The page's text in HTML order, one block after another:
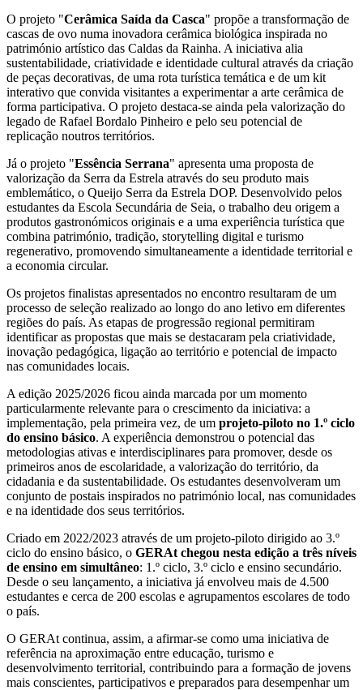
O projeto "Cerâmica Saída da Casca" propõe a transformação de
cascas de ovo numa inovadora cerâmica biológica inspirada no
património artístico das Caldas da Rainha. A iniciativa alia
sustentabilidade, criatividade e identidade cultural através da criação
de peças decorativas, de uma rota turística temática e de um kit
interativo que convida visitantes a experimentar a arte cerâmica de
forma participativa. O projeto destaca-se ainda pela valorização do
legado de Rafael Bordalo Pinheiro e pelo seu potencial de
replicação noutros territórios.
Já o projeto "Essência Serrana" apresenta uma proposta de
valorização da Serra da Estrela através do seu produto mais
emblemático, o Queijo Serra da Estrela DOP. Desenvolvido pelos
estudantes da Escola Secundária de Seia, o trabalho deu origem a
produtos gastronómicos originais e a uma experiência turística que
combina património, tradição, storytelling digital e turismo
regenerativo, promovendo simultaneamente a identidade territorial e
a economia circular.
Os projetos finalistas apresentados no encontro resultaram de um
processo de seleção realizado ao longo do ano letivo em diferentes
regiões do país. As etapas de progressão regional permitiram
identificar as propostas que mais se destacaram pela criatividade,
inovação pedagógica, ligação ao território e potencial de impacto
nas comunidades locais.
A edição 2025/2026 ficou ainda marcada por um momento
particularmente relevante para o crescimento da iniciativa: a
implementação, pela primeira vez, de um projeto-piloto no 1.º ciclo
do ensino básico. A experiência demonstrou o potencial das
metodologias ativas e interdisciplinares para promover, desde os
primeiros anos de escolaridade, a valorização do território, da
cidadania e da sustentabilidade. Os estudantes desenvolveram um
conjunto de postais inspirados no património local, nas comunidades
e na identidade dos seus territórios.
Criado em 2022/2023 através de um projeto-piloto dirigido ao 3.º
ciclo do ensino básico, o GERAt chegou nesta edição a três níveis
de ensino em simultâneo: 1.º ciclo, 3.º ciclo e ensino secundário.
Desde o seu lançamento, a iniciativa já envolveu mais de 4.500
estudantes e cerca de 200 escolas e agrupamentos escolares de todo
o país.
O GERAt continua, assim, a afirmar-se como uma iniciativa de
referência na aproximação entre educação, turismo e
desenvolvimento territorial, contribuindo para a formação de jovens
mais conscientes, participativos e preparados para desempenhar um